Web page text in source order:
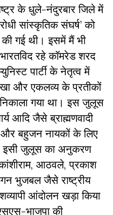
के धुले-नंदुरबार जिले में
सांस्कृतिक संघर्ष’ को
गई थी। इसमें मैं भी
रहे कॉमरेड शरद
पार्टी के नेतृत्व में
और एकलव्य के प्रतीकों
गया था। इस जुलूस
आदि जैसे ब्राह्मणवादी
और बहुजन नायकों के लिए
इसी जुलूस का अनुकरण
आठवले, प्रकाश
भुजबल जैसे राष्ट्रीय
आंदोलन खड़ा किया
भाजपा की